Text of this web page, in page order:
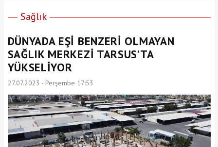
Sağlık
DÜNYADA EŞİ BENZERİ OLMAYAN
SAĞLIK MERKEZİ TARSUS’TA
YÜKSELİYOR
27.07.2023 - Perşembe 17:53